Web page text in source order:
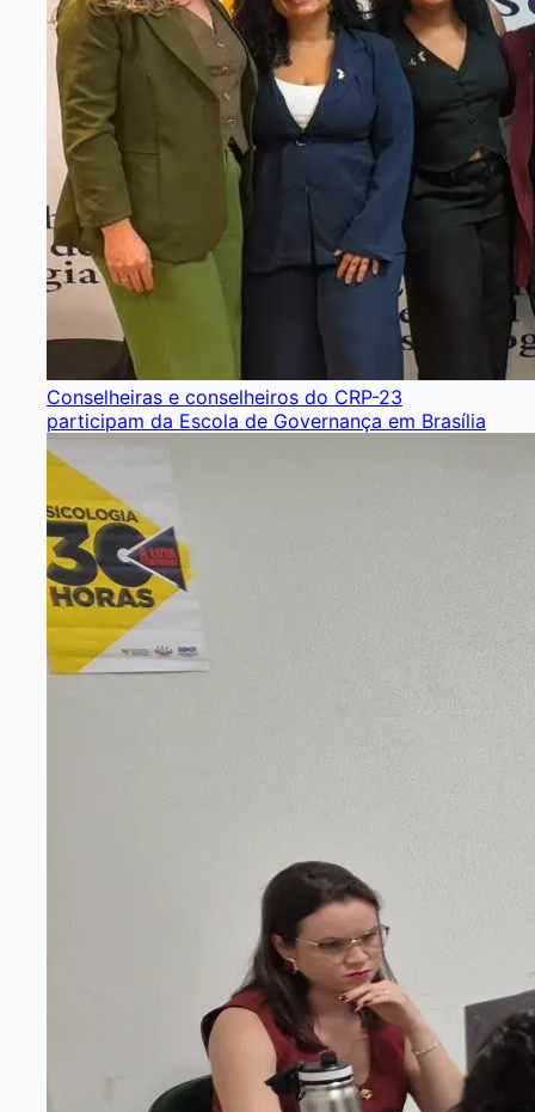
Conselheiras e conselheiros do CRP-23
participam da Escola de Governança em Brasília